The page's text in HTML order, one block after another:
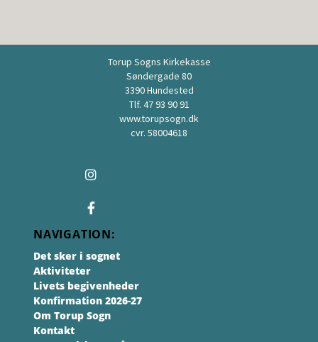
Torup Sogns Kirkekasse
Søndergade 80
3390 Hundested
Tlf. 47 93 90 91
www.torupsogn.dk
cvr. 58004618
NAVIGATION:
Det sker i sognet
Aktiviteter
Livets begivenheder
Konfirmation 2026-27
Om Torup Sogn
Kontakt